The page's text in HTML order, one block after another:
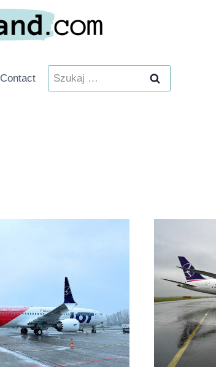
Contact Szukaj: